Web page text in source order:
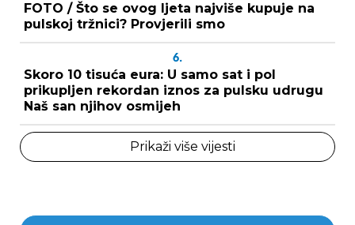
FOTO / Što se ovog ljeta najviše kupuje na
pulskoj tržnici? Provjerili smo
6.
Skoro 10 tisuća eura: U samo sat i pol
prikupljen rekordan iznos za pulsku udrugu
Naš san njihov osmijeh
Prikaži više vijesti